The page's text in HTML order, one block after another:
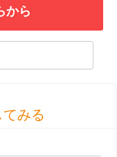
から
みる